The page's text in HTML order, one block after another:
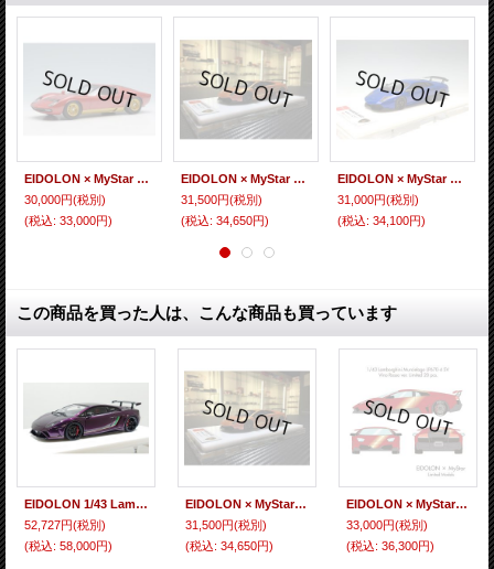
EIDOLON × MyStar 1/43 Lamborghini Miura SV Vino Rosso ver. Limited 20 pcs.
30,000円(税別)
(税込: 33,000円)
EIDOLON × MyStar 1/43 Lamborghini Murcielago LP670-4 SV MyStar Oro Nectar ver. Limited 20 pcs.
31,500円(税別)
(税込: 34,650円)
EIDOLON × MyStar 1/43 Lamborghini Murcielago LP670-4 SV Lobellia Blue ver. Limited 20 pcs.
31,000円(税別)
(税込: 34,100円)
この商品を買った人は、こんな商品も買っています
EIDOLON 1/43 Lamborghini Gallardo LP570-4 Squadra Corse 2014 Alba Cielo Limited 30 pcs.
52,727円(税別)
(税込: 58,000円)
EIDOLON × MyStar 1/43 Lamborghini Murcielago LP670-4 SV MyStar Oro Nectar ver. Limited 20 pcs.
31,500円(税別)
(税込: 34,650円)
EIDOLON × MyStar 1/43 Lamborghini Murcielago LP670-4 SV Vino Rosso ver. Limited 20 pcs.
33,000円(税別)
(税込: 36,300円)